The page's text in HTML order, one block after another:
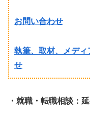
お問い合わせ
執筆、取材、メデ
せ
・就職・転職相談：